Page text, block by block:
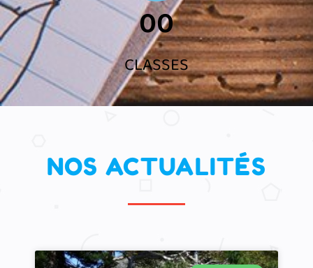
00
CLASSES
NOS ACTUALITÉS